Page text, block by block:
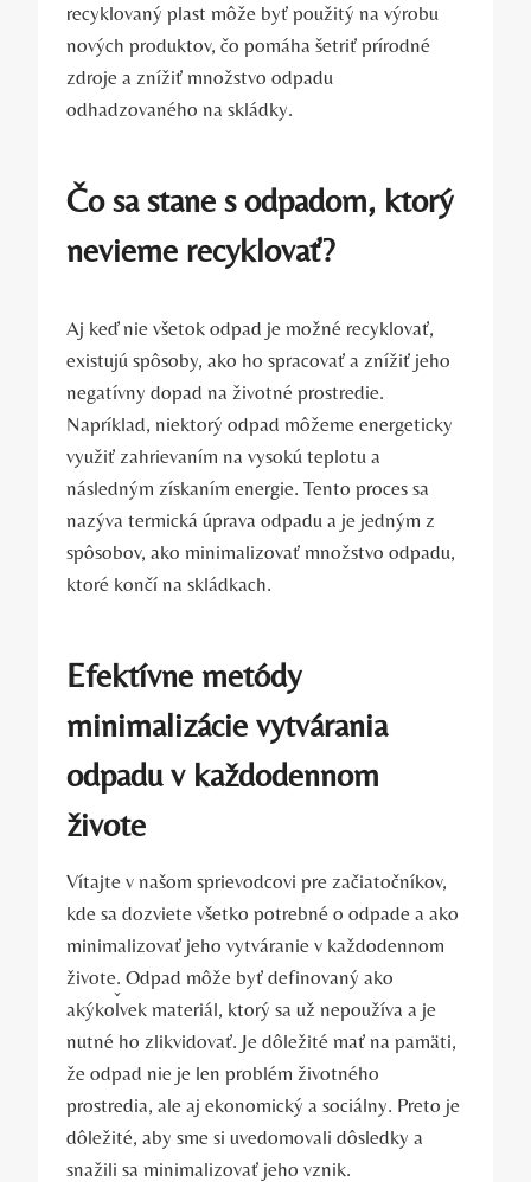
recyklovaný plast môže byť použitý na výrobu
nových produktov, čo pomáha šetriť prírodné
zdroje a znížiť množstvo odpadu
odhadzovaného na skládky.
Čo sa stane s odpadom, ktorý
nevieme recyklovať?
Aj keď nie všetok odpad je možné recyklovať,
existujú spôsoby, ako ho spracovať a znížiť jeho
negatívny dopad na životné prostredie.
Napríklad, niektorý odpad môžeme energeticky
využiť zahrievaním na vysokú teplotu a
následným získaním energie. Tento proces sa
nazýva termická úprava odpadu a je jedným z
spôsobov, ako minimalizovať množstvo odpadu,
ktoré končí na skládkach.
Efektívne metódy
minimalizácie vytvárania
odpadu v každodennom
živote
Vítajte v našom sprievodcovi pre začiatočníkov,
kde sa dozviete všetko potrebné o odpade a ako
minimalizovať jeho vytváranie v každodennom
živote. Odpad môže byť definovaný ako
akýkoľvek materiál, ktorý sa už nepoužíva a je
nutné ho zlikvidovať. Je dôležité mať na pamäti,
že odpad nie je len problém životného
prostredia, ale aj ekonomický a sociálny. Preto je
dôležité, aby sme si uvedomovali dôsledky a
snažili sa minimalizovať jeho vznik.